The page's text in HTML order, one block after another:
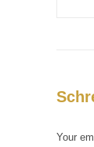
Your